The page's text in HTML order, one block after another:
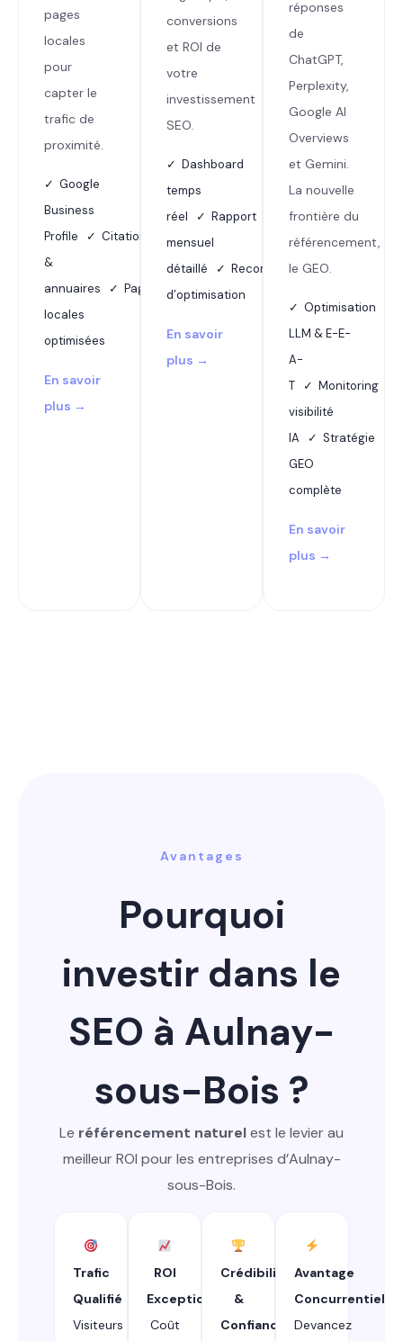
pages
locales
pour
capter le
trafic de
proximité.
✓ Google
Business
Profile ✓ Citations
&
annuaires ✓ Pages
locales
optimisées
En savoir
plus →
conversions
et ROI de
votre
investissement
SEO.
✓ Dashboard
temps
réel ✓ Rapport
mensuel
détaillé ✓ Recommandations
d’optimisation
En savoir
plus →
réponses
de
ChatGPT,
Perplexity,
Google AI
Overviews
et Gemini.
La nouvelle
frontière du
référencement,
le GEO.
✓ Optimisation
LLM & E-E-
A-
T ✓ Monitoring
visibilité
IA ✓ Stratégie
GEO
complète
En savoir
plus →
Avantages
Pourquoi
investir dans le
SEO à Aulnay-
sous-Bois ?
Le référencement naturelest le levier au
meilleur ROI pour les entreprises d’Aulnay-
sous-Bois.
Trafic
Qualifié
Visiteurs
ROI
Exceptionnel
Coût
Crédibilité
&
Confiance
Avantage
Concurrentiel
Devancez